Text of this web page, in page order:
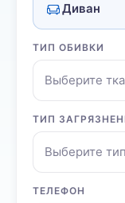
Диван
ТИП ОБИВКИ
Выберите
ТИП
Выберите
ТЕЛЕФОН